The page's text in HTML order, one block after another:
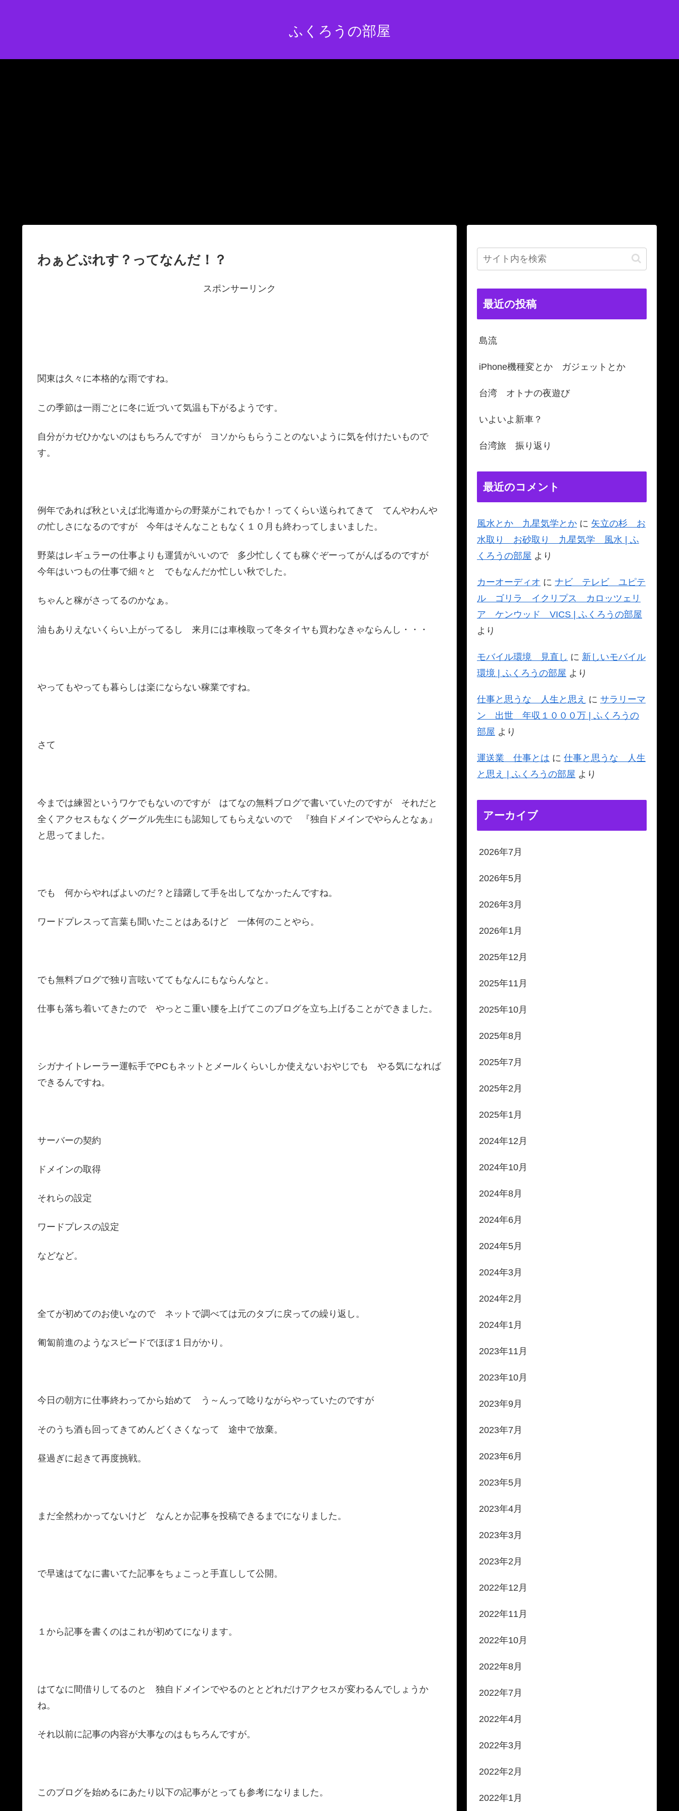
ふくろうの部屋
わぁどぷれす？ってなんだ！？
スポンサーリンク
関東は久々に本格的な雨ですね。
この季節は一雨ごとに冬に近づいて気温も下がるようです。
自分がカゼひかないのはもちろんですが ヨソからもらうことのないように気を付けたいもので
す。
例年であれば秋といえば北海道からの野菜がこれでもか！ってくらい送られてきて てんやわんや
の忙しさになるのですが 今年はそんなこともなく１０月も終わってしまいました。
野菜はレギュラーの仕事よりも運賃がいいので 多少忙しくても稼ぐぞーってがんばるのですが
今年はいつもの仕事で細々と でもなんだか忙しい秋でした。
ちゃんと稼がさってるのかなぁ。
油もありえないくらい上がってるし 来月には車検取って冬タイヤも買わなきゃならんし・・・
やってもやっても暮らしは楽にならない稼業ですね。
さて
今までは練習というワケでもないのですが はてなの無料ブログで書いていたのですが それだと
全くアクセスもなくグーグル先生にも認知してもらえないので 『独自ドメインでやらんとなぁ』
と思ってました。
でも 何からやればよいのだ？と躊躇して手を出してなかったんですね。
ワードプレスって言葉も聞いたことはあるけど 一体何のことやら。
でも無料ブログで独り言呟いててもなんにもならんなと。
仕事も落ち着いてきたので やっとこ重い腰を上げてこのブログを立ち上げることができました。
シガナイトレーラー運転手でPCもネットとメールくらいしか使えないおやじでも やる気になれば
できるんですね。
サーバーの契約
ドメインの取得
それらの設定
ワードプレスの設定
などなど。
全てが初めてのお使いなので ネットで調べては元のタブに戻っての繰り返し。
匍匐前進のようなスピードでほぼ１日がかり。
今日の朝方に仕事終わってから始めて う～んって唸りながらやっていたのですが
そのうち酒も回ってきてめんどくさくなって 途中で放棄。
昼過ぎに起きて再度挑戦。
まだ全然わかってないけど なんとか記事を投稿できるまでになりました。
で早速はてなに書いてた記事をちょこっと手直しして公開。
１から記事を書くのはこれが初めてになります。
はてなに間借りしてるのと 独自ドメインでやるのととどれだけアクセスが変わるんでしょうか
ね。
それ以前に記事の内容が大事なのはもちろんですが。
このブログを始めるにあたり以下の記事がとっても参考になりました。
最近の投稿
島流
iPhone機種変とか ガジェットとか
台湾 オトナの夜遊び
いよいよ新車？
台湾旅 振り返り
最近のコメント
風水とか 九星気学とか に 矢立の杉 お
水取り お砂取り 九星気学 風水 | ふ
くろうの部屋 より
カーオーディオ に ナビ テレビ ユピテ
ル ゴリラ イクリプス カロッツェリ
ア ケンウッド VICS | ふくろうの部屋
より
モバイル環境 見直し に 新しいモバイル
環境 | ふくろうの部屋 より
仕事と思うな 人生と思え に サラリーマ
ン 出世 年収１０００万 | ふくろうの
部屋 より
運送業 仕事とは に 仕事と思うな 人生
と思え | ふくろうの部屋 より
アーカイブ
2026年7月
2026年5月
2026年3月
2026年1月
2025年12月
2025年11月
2025年10月
2025年8月
2025年7月
2025年2月
2025年1月
2024年12月
2024年10月
2024年8月
2024年6月
2024年5月
2024年3月
2024年2月
2024年1月
2023年11月
2023年10月
2023年9月
2023年7月
2023年6月
2023年5月
2023年4月
2023年3月
2023年2月
2022年12月
2022年11月
2022年10月
2022年8月
2022年7月
2022年4月
2022年3月
2022年2月
2022年1月